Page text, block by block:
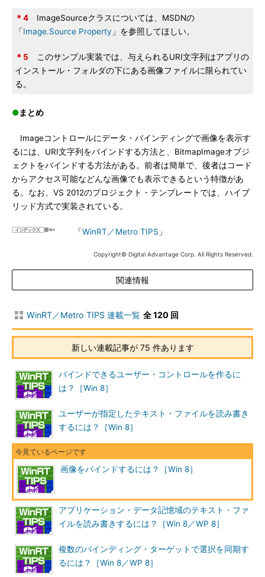
＊4 ImageSourceクラスについては、MSDNの
「Image.Source Property 」を参照してほしい。
＊5 このサンプル実装では、与えられるURI文字列はアプリの
インストール・フォルダの下にある画像ファイルに限られてい
る。
●まとめ
Imageコントロールにデータ・バインディングで画像を表示す
るには、URI文字列をバインドする方法と、BitmapImageオブジ
ェクトをバインドする方法がある。前者は簡単で、後者はコード
からアクセス可能などんな画像でも表示できるという特徴があ
る。なお、VS 2012のプロジェクト・テンプレートでは、ハイブ
リッド方式で実装されている。
「WinRT／Metro TIPS 」
Copyright© Digital Advantage Corp. All Rights Reserved.
関連情報
WinRT／Metro TIPS 連載一覧 全 120 回
新しい連載記事が 75 件あります
バインドできるユーザー・コントロールを作るに
は？［Win 8］
ユーザーが指定したテキスト・ファイルを読み書き
するには？［Win 8］
画像をバインドするには？［Win 8］
アプリケーション・データ記憶域のテキスト・ファ
イルを読み書きするには？［Win 8／WP 8］
複数のバインディング・ターゲットで選択を同期す
るには？［Win 8／WP 8］